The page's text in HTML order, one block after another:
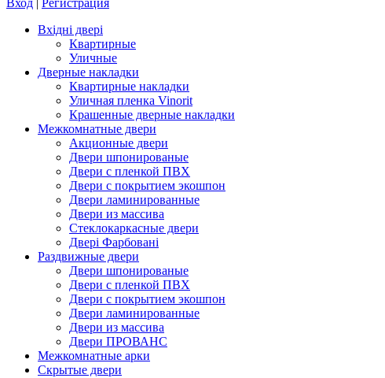
Вход
Регистрация
Вхідні двері
Квартирные
Уличные
Дверные накладки
Квартирные накладки
Уличная пленка Vinorit
Крашенные дверные накладки
Межкомнатные двери
Акционные двери
Двери шпонированые
Двери с пленкой ПВХ
Двери с покрытием экошпон
Двери ламинированные
Двери из массива
Стеклокаркасные двери
Двері Фарбовані
Раздвижные двери
Двери шпонированые
Двери с пленкой ПВХ
Двери с покрытием экошпон
Двери ламинированные
Двери из массива
Двери ПРОВАНС
Межкомнатные арки
Скрытые двери